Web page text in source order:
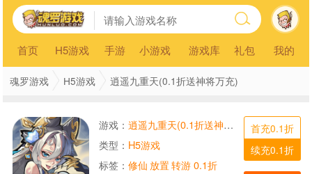
首页 H5游戏 手游 小游戏 游戏库 礼包 我的
魂罗游戏 H5游戏 逍遥九重天(0.1折送神将万充)
游戏： 逍遥九重天(0.1折送神将万充)
类型： H5游戏
标签： 修仙放置转游0.1折
首充0.1折
续充0.1折